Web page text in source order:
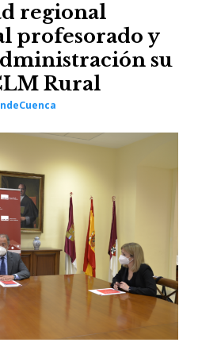
regional
profesorado y
su
Rural